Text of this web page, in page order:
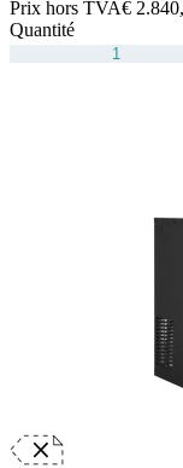
Prix hors TVA€
Quantité